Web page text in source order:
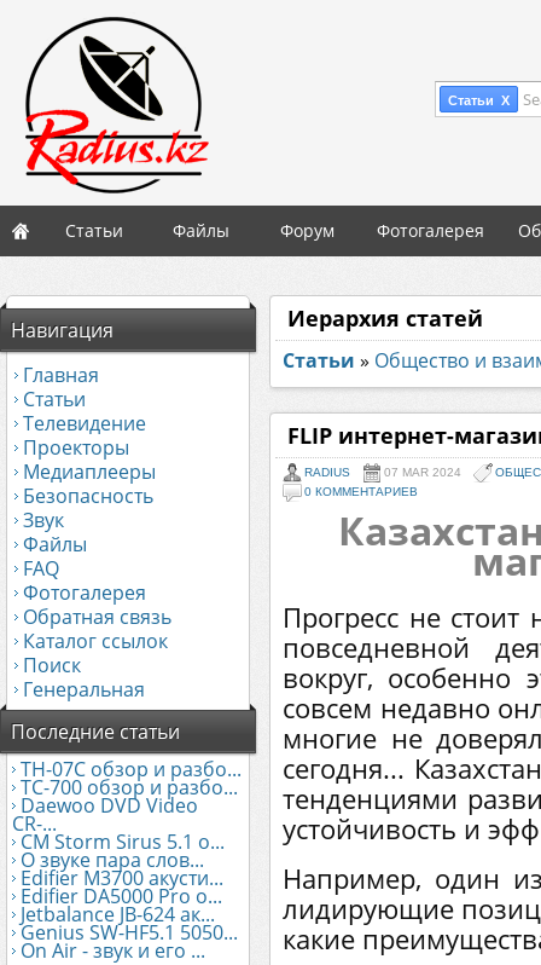
Статьи X
Статьи Файлы Форум Фотогалерея
Навигация
Главная
Статьи
Телевидение
Проекторы
Медиаплееры
Безопасность
Звук
Файлы
FAQ
Фотогалерея
Обратная связь
Каталог ссылок
Поиск
Генеральная
Последние статьи
TH-07C обзор и разбо...
TC-700 обзор и разбо...
Daewoo DVD Video
CR-...
CM Storm Sirus 5.1 о...
О звуке пара слов...
Edifier М3700 акусти...
Edifier DA5000 Pro о...
Jetbalance JB-624 ак...
Genius SW-HF5.1 5050...
On Air - звук и его ...
Иерархия статей
Статьи » Общество и
FLIP интернет-
RADIUS 07 MAR 2024
0 КОММЕНТАРИЕВ
Прогресс не
повседневной
вокруг, особенно
совсем недавно
многие не
сегодня...
тенденциями
устойчивость и
Например, один
лидирующие
какие